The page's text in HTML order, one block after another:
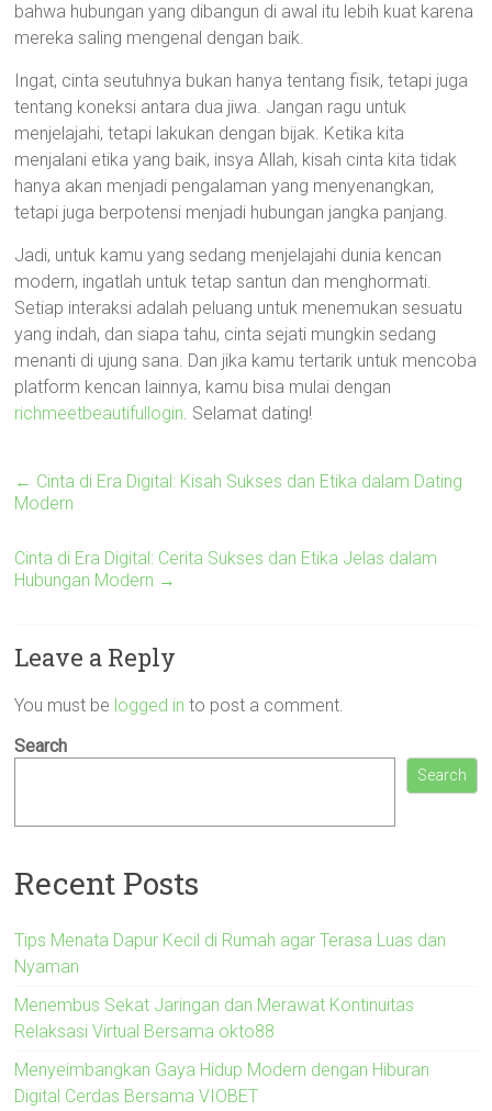
bahwa hubungan yang dibangun di awal itu lebih kuat karena
mereka saling mengenal dengan baik.
Ingat, cinta seutuhnya bukan hanya tentang fisik, tetapi juga
tentang koneksi antara dua jiwa. Jangan ragu untuk
menjelajahi, tetapi lakukan dengan bijak. Ketika kita
menjalani etika yang baik, insya Allah, kisah cinta kita tidak
hanya akan menjadi pengalaman yang menyenangkan,
tetapi juga berpotensi menjadi hubungan jangka panjang.
Jadi, untuk kamu yang sedang menjelajahi dunia kencan
modern, ingatlah untuk tetap santun dan menghormati.
Setiap interaksi adalah peluang untuk menemukan sesuatu
yang indah, dan siapa tahu, cinta sejati mungkin sedang
menanti di ujung sana. Dan jika kamu tertarik untuk mencoba
platform kencan lainnya, kamu bisa mulai dengan
richmeetbeautifullogin. Selamat dating!
← Cinta di Era Digital: Kisah Sukses dan Etika dalam Dating
Modern
Cinta di Era Digital: Cerita Sukses dan Etika Jelas dalam
Hubungan Modern →
Leave a Reply
You must be logged in to post a comment.
Search
Search
Recent Posts
Tips Menata Dapur Kecil di Rumah agar Terasa Luas dan
Nyaman
Menembus Sekat Jaringan dan Merawat Kontinuitas
Relaksasi Virtual Bersama okto88
Menyeimbangkan Gaya Hidup Modern dengan Hiburan
Digital Cerdas Bersama VIOBET